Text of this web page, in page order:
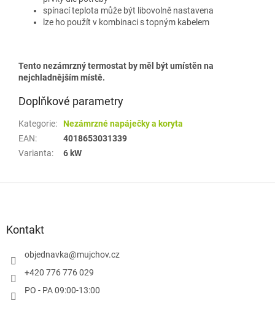
spínací teplota může být libovolně nastavena
lze ho použít v kombinaci s topným kabelem
Tento nezámrzný termostat by měl být umístěn na
nejchladnějším místě.
Doplňkové parametry
Kategorie:
Nezámrzné napáječky a koryta
EAN:
4018653031339
Varianta: 6 kW
Kontakt
objednavka@mujchov.cz
+420 776 776 029
PO - PA 09:00-13:00